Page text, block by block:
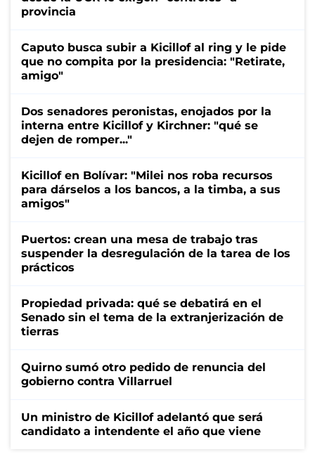
provincia
Caputo busca subir a Kicillof al ring y le pide
que no compita por la presidencia: "Retirate,
amigo"
Dos senadores peronistas, enojados por la
interna entre Kicillof y Kirchner: "qué se
dejen de romper..."
Kicillof en Bolívar: "Milei nos roba recursos
para dárselos a los bancos, a la timba, a sus
amigos"
Puertos: crean una mesa de trabajo tras
suspender la desregulación de la tarea de los
prácticos
Propiedad privada: qué se debatirá en el
Senado sin el tema de la extranjerización de
tierras
Quirno sumó otro pedido de renuncia del
gobierno contra Villarruel
Un ministro de Kicillof adelantó que será
candidato a intendente el año que viene